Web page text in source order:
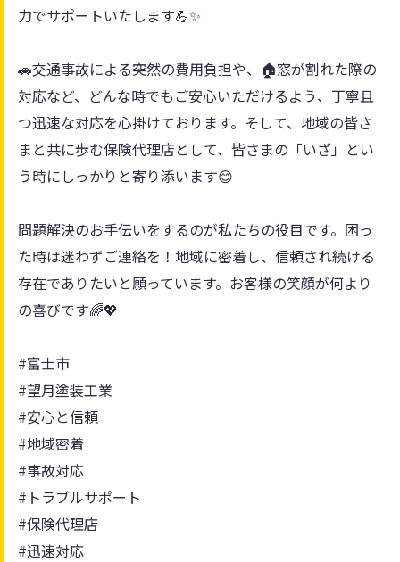
力でサポートいたします💪✨
🚗交通事故による突然の費用負担や、🏠窓が割れた際の
対応など、どんな時でもご安心いただけるよう、丁寧且
つ迅速な対応を心掛けております。そして、地域の皆さ
まと共に歩む保険代理店として、皆さまの「いざ」とい
う時にしっかりと寄り添います😊
問題解決のお手伝いをするのが私たちの役目です。困っ
た時は迷わずご連絡を！地域に密着し、信頼され続ける
存在でありたいと願っています。お客様の笑顔が何より
の喜びです🌈💖
#富士市
#望月塗装工業
#安心と信頼
#地域密着
#事故対応
#トラブルサポート
#保険代理店
#迅速対応